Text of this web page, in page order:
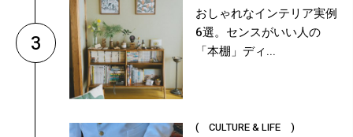
3
おしゃれなインテリア実例
6選。センスがいい人の
「本棚」ディ...
( CULTURE & LIFE )